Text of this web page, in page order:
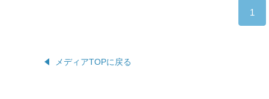
1
メディアTOPに戻る